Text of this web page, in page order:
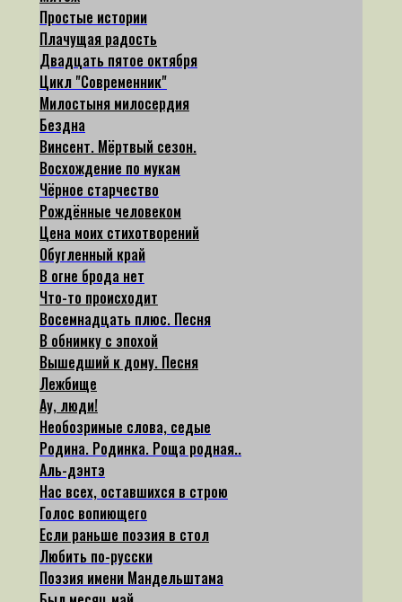
Простые истории
Плачущая радость
Двадцать пятое октября
Цикл "Современник"
Милостыня милосердия
Бездна
Винсент. Мёртвый сезон.
Восхождение по мукам
Чёрное старчество
Рождённые человеком
Цена моих стихотворений
Обугленный край
В огне брода нет
Что-то происходит
Восемнадцать плюс. Песня
В обнимку с эпохой
Вышедший к дому. Песня
Лежбище
Ау, люди!
Необозримые слова, седые
Родина. Родинка. Роща родная..
Аль-дэнтэ
Нас всех, оставшихся в строю
Голос вопиющего
Если раньше поэзия в стол
Любить по-русски
Поэзия имени Мандельштама